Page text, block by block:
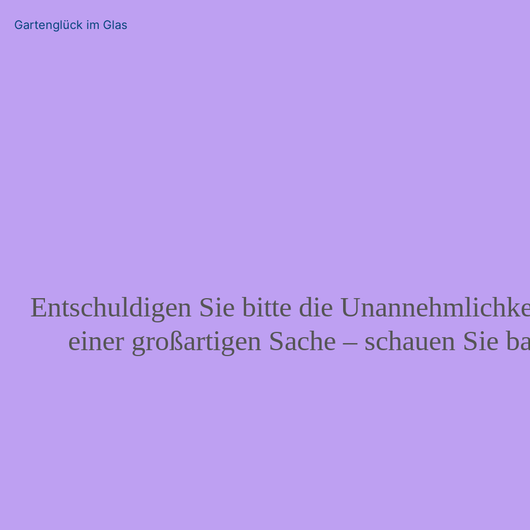
Gartenglück im Glas
Entschuldigen Sie bitte die
einer großartigen Sache – schauen Sie